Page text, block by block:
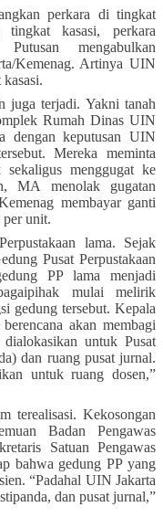
perkara di tingkat
kasasi, perkara
mengabulkan
Kemenag. Artinya UIN
juga terjadi. Yakni tanah
Rumah Dinas UIN
dengan keputusan UIN
Mereka meminta
menggugat ke
MA menolak gugatan
membayar ganti
per unit.
erpustakaan lama. Sejak
Pusat Perpustakaan
PP lama menjadi
pihak mulai melirik
gedung tersebut. Kepala
akan membagi
untuk Pusat
dan ruang pusat jurnal.
untuk ruang dosen,”
terealisasi. Kekosongan
Badan Pengawas
Satuan Pengawas
bahwa gedung PP yang
“Padahal UIN Jakarta
dan pusat jurnal,”